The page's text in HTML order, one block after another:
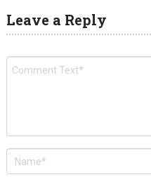
Leave a Reply